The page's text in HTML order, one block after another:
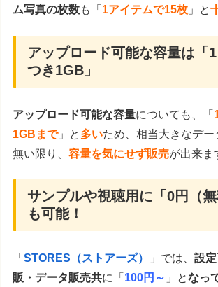
ム写真の枚数も「 1アイテムで15枚 」と
アップロード可能な容量は「
つき1GB」
アップロード可能な容量についても、「
1GBまで」と 多いため、相当大きなデ
無い限り、容量を気にせず販売が出来ま
サンプルや視聴用に「0円（無
も可能！
「STORES（ストアーズ） 」では、設
販・データ販売共に「 100円～ 」となっ